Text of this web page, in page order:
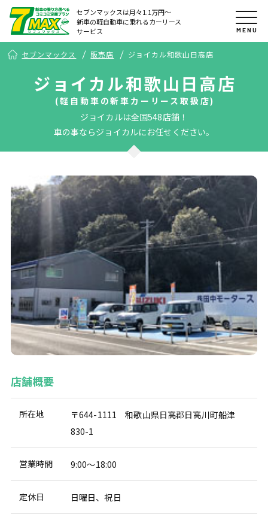
セブンマックスは月々1.1万円〜
新車の軽自動車に乗れるカーリース
サービス
MENU
セブンマックス 販売店 ジョイカル和歌山日高店
ジョイカル和歌山日高店
(軽自動車の新車カーリース取扱店)
ジョイカルは全国548店舗！
車の事ならジョイカルにお任せください。
店舗概要
所在地
〒644-1111 和歌山県日高郡日高川町船津
830-1
営業時間 9:00～18:00
定休日 日曜日、祝日